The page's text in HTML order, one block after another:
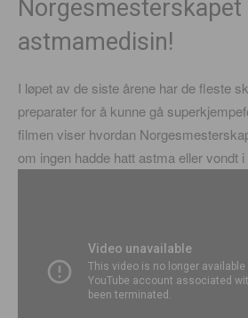
Norgesmesterskapet
astmamedisin!
I løpet av de siste årene har de fleste
preparater for å kunne gå
filmen viser hvordan
om ingen hadde hatt astma eller vondt i